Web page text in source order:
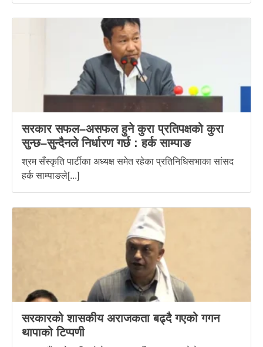
सरकार सफल–असफल हुने कुरा प्रतिपक्षको कुरा
सुन्छ–सुन्दैनले निर्धारण गर्छ : हर्क साम्पाङ
श्रम सँस्कृति पार्टीका अध्यक्ष समेत रहेका प्रतिनिधिसभाका सांसद
हर्क साम्पाङले[...]
सरकारको शासकीय अराजकता बढ्दै गएको गगन
थापाको टिप्पणी